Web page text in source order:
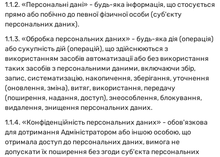
1.1.2. «Персональні дані» - будь-яка інформація, що стосується
прямо або побічно до певної фізичної особи (суб'єкту
персональних даних).
1.1.3. «Обробка персональних даних» - будь-яка дія (операція)
або сукупність дій (операцій), що здійснюються з
використанням засобів автоматизації або без використання
таких засобів з персональними даними, включаючи збір,
запис, систематизацію, накопичення, зберігання, уточнення
(оновлення, зміна), витяг, використання, передачу
(поширення, надання, доступ), знеособлення, блокування,
видалення, знищення персональних даних.
1.1.4. «Конфіденційність персональних даних» - обов'язкова
для дотримання Адміністратором або іншою особою, що
отримала доступ до персональних даних, вимога не
допускати їх поширення без згоди суб'єкта персональних